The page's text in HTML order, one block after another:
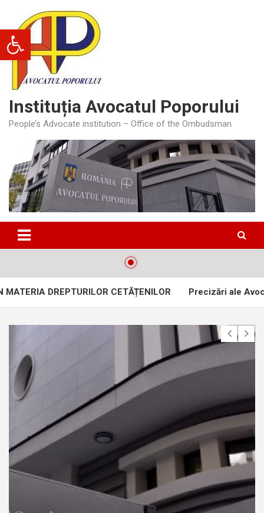
Deschide bara de unelte
content
Instituția Avocatul Poporului
People’s Advocate institution – Office of the Ombudsman
CETĂȚENILOR Precizări ale Avocatului